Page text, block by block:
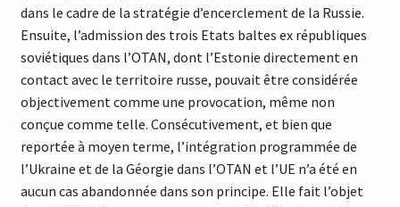
dans le cadre de la stratégie d’encerclement de la Russie.
Ensuite, l’admission des trois Etats baltes ex républiques
soviétiques dans l’OTAN, dont l’Estonie directement en
contact avec le territoire russe, pouvait être considérée
objectivement comme une provocation, même non
conçue comme telle. Consécutivement, et bien que
reportée à moyen terme, l’intégration programmée de
l’Ukraine et de la Géorgie dans l’OTAN et l’UE n’a été en
aucun cas abandonnée dans son principe. Elle fait l’objet